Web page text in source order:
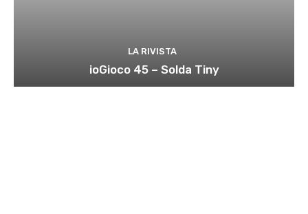
LA RIVISTA
ioGioco 45 – Solda Tiny